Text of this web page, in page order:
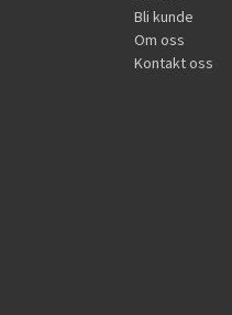
Bli kunde
Om oss
Kontakt oss